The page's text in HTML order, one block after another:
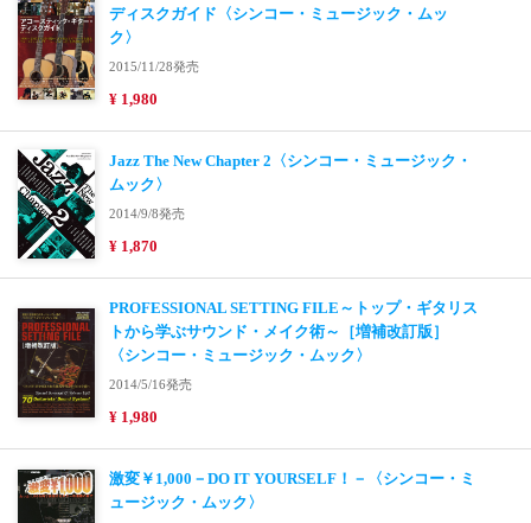
ディスクガイド〈シンコー・ミュージック・ムッ
ク〉
2015/11/28発売
¥ 1,980
Jazz The New Chapter 2〈シンコー・ミュージック・
ムック〉
2014/9/8発売
¥ 1,870
PROFESSIONAL SETTING FILE～トップ・ギタリス
トから学ぶサウンド・メイク術～［増補改訂版］
〈シンコー・ミュージック・ムック〉
2014/5/16発売
¥ 1,980
激変￥1,000－DO IT YOURSELF！－〈シンコー・ミ
ュージック・ムック〉